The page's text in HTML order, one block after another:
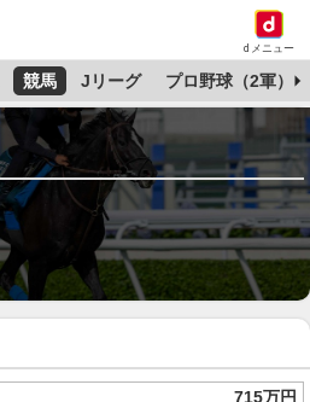
dメニュー
競馬 Jリーグ プロ野球（2軍）
715万円